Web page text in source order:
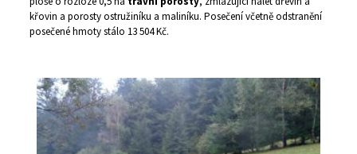
křovin a porosty ostružiníku a maliníku. Posečení včetně odstranění
posečené hmoty stálo 13 504 Kč.